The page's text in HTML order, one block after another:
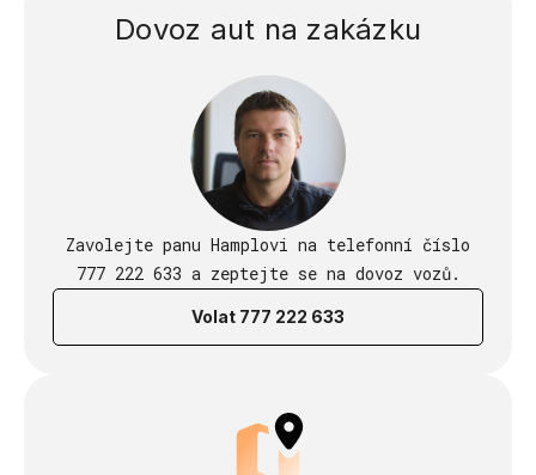
Dovoz aut na zakázku
Zavolejte panu Hamplovi na telefonní číslo
777 222 633 a zeptejte se na dovoz vozů.
Volat 777 222 633